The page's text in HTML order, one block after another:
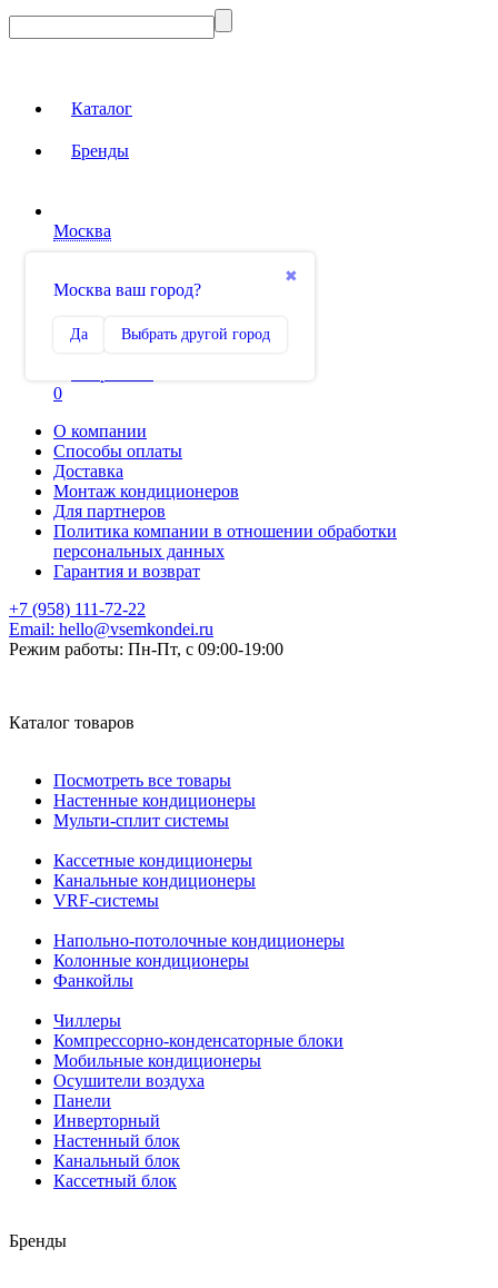
Каталог
Бренды
Москва
✖
Москва ваш город?
Да Выбрать другой город
Сравнение
0
О компании
Способы оплаты
Доставка
Монтаж кондиционеров
Для партнеров
Политика компании в отношении обработки
персональных данных
Гарантия и возврат
+7 (958) 111-72-22
Email: hello@vsemkondei.ru
Режим работы: Пн-Пт, с 09:00-19:00
Каталог товаров
Посмотреть все товары
Настенные кондиционеры
Мульти-сплит системы
Кассетные кондиционеры
Канальные кондиционеры
VRF-системы
Напольно-потолочные кондиционеры
Колонные кондиционеры
Фанкойлы
Чиллеры
Компрессорно-конденсаторные блоки
Мобильные кондиционеры
Осушители воздуха
Панели
Инверторный
Настенный блок
Канальный блок
Кассетный блок
Бренды